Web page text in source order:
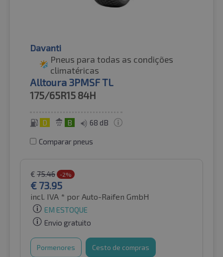
Davanti
Pneus para todas as condições
climatéricas
Alltoura 3PMSF TL
175/65R15 84H
D B 68 dB
Comparar pneus
€ 75.46 -2%
€ 73.95
incl. IVA * por Auto-Raifen GmbH
EM ESTOQUE
Envio gratuito
Pormenores Cesto de compras